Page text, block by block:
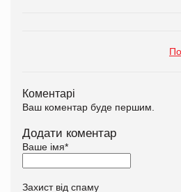
Коментарі
Ваш коментар буде першим.
Додати коментар
Ваше імя*
Захист від спаму